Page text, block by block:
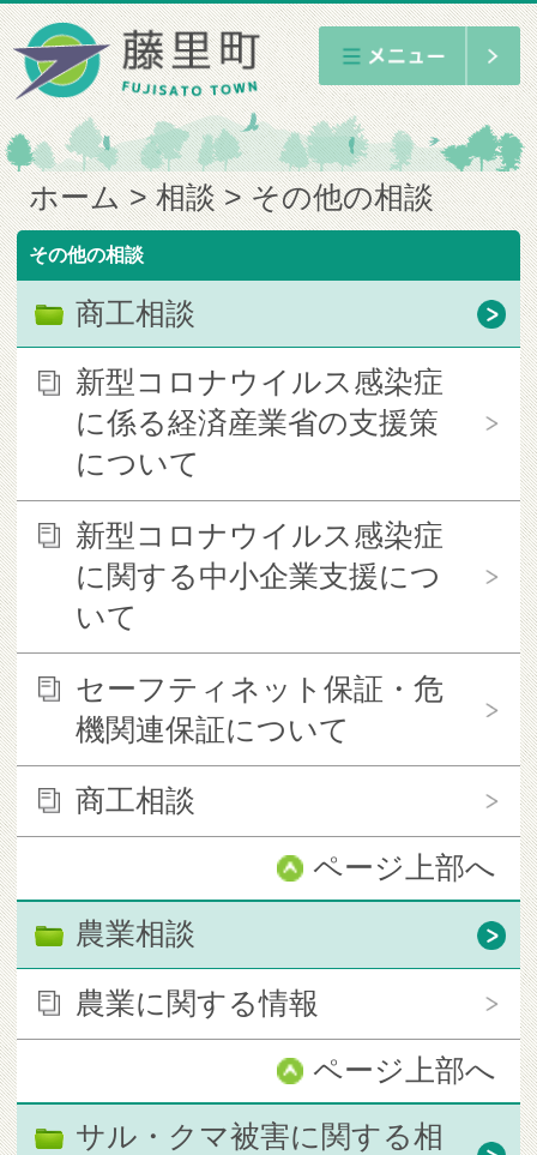
ホーム 相談 その他の相談
その他の相談
商工相談
新型コロナウイルス感染症
に係る経済産業省の支援策
について
新型コロナウイルス感染症
に関する中小企業支援につ
いて
セーフティネット保証・危
機関連保証について
商工相談
ページ上部へ
農業相談
農業に関する情報
ページ上部へ
サル・クマ被害に関する相